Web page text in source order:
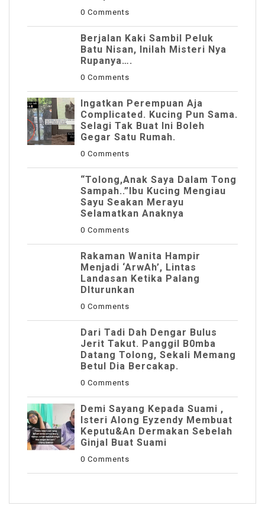
0 Comments
Berjalan Kaki Sambil Peluk
Batu Nisan, Inilah Misteri Nya
Rupanya….
0 Comments
Ingatkan Perempuan Aja
Complicated. Kucing Pun Sama.
Selagi Tak Buat Ini Boleh
Gegar Satu Rumah.
0 Comments
“Tolong,Anak Saya Dalam Tong
Sampah..”Ibu Kucing Mengiau
Sayu Seakan Merayu
Selamatkan Anaknya
0 Comments
Rakaman Wanita Hampir
Menjadi ‘ArwAh’, Lintas
Landasan Ketika Palang
DIturunkan
0 Comments
Dari Tadi Dah Dengar Bulus
Jerit Takut. Panggil B0mba
Datang Tolong, Sekali Memang
Betul Dia Bercakap.
0 Comments
Demi Sayang Kepada Suami ,
Isteri Along Eyzendy Membuat
Keputu&an Dermakan Sebelah
Ginjal Buat Suami
0 Comments